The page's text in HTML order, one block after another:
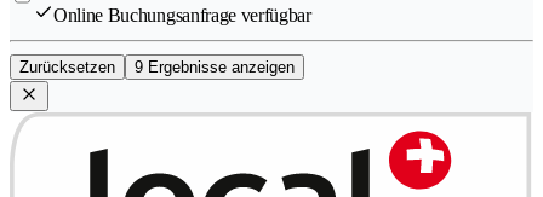
Online Buchungsanfrage verfügbar
Zurücksetzen 9 Ergebnisse anzeigen